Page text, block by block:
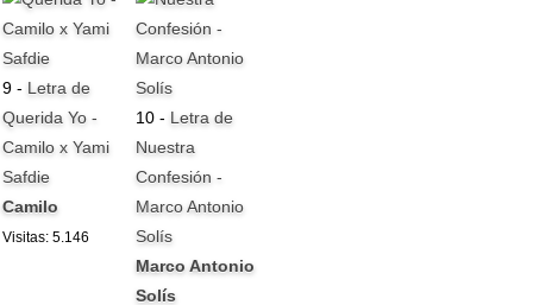
9 - Letra de
Querida Yo -
Camilo x Yami
Safdie
Camilo
Visitas: 5.146
10 - Letra de
Nuestra
Confesión -
Marco Antonio
Solís
Marco Antonio
Solís